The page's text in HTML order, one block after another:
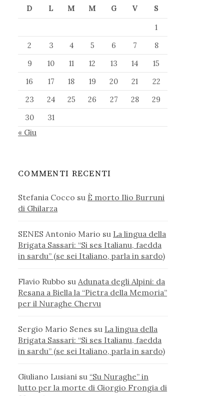
D L M M G V
S
1
2
3 4 5 6 7
8
9
10 11 12 13 14
15
16
17 18 19 20 21
22
23
24 25 26 27 28
29
30
31
« Giu
COMMENTI RECENTI
Stefania Cocco su È morto Ilio Burruni
di Ghilarza
SENES Antonio Mario su La lingua della
Brigata Sassari: “Si ses Italianu, faedda
in sardu” (se sei Italiano, parla in sardo)
Flavio Rubbo su Adunata degli Alpini: da
Resana a Biella la “Pietra della Memoria”
per il Nuraghe Chervu
Sergio Mario Senes su La lingua della
Brigata Sassari: “Si ses Italianu, faedda
in sardu” (se sei Italiano, parla in sardo)
Giuliano Lusiani su “Su Nuraghe” in
lutto per la morte di Giorgio Frongia di